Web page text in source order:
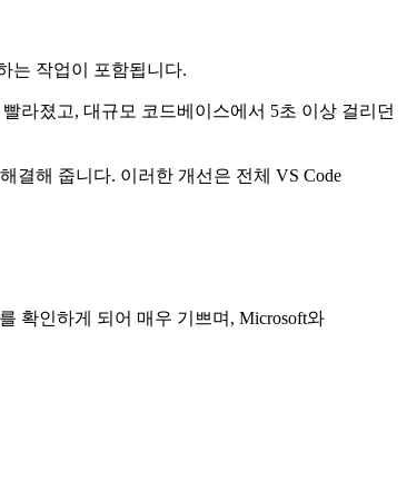
는 작업이 포함됩니다.
라졌고, 대규모 코드베이스에서 5초 이상 걸리던
결해 줍니다. 이러한 개선은 전체 VS Code
확인하게 되어 매우 기쁘며, Microsoft와